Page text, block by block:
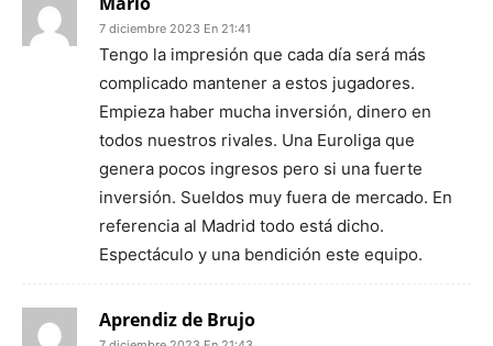
7 diciembre 2023 En 21:41
Tengo la impresión que cada día será más
complicado mantener a estos jugadores.
Empieza haber mucha inversión, dinero en
todos nuestros rivales. Una Euroliga que
genera pocos ingresos pero si una fuerte
inversión. Sueldos muy fuera de mercado. En
referencia al Madrid todo está dicho.
Espectáculo y una bendición este equipo.
Aprendiz de Brujo